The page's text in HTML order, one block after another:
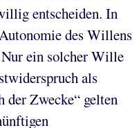
entscheiden. In
des Willens
ein solcher Wille
als
der Zwecke“ gelten